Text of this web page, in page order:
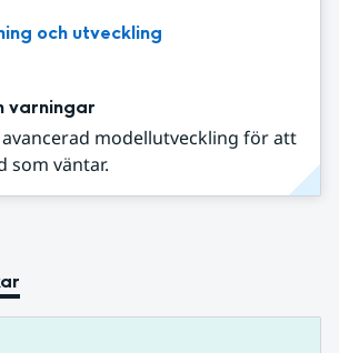
och utveckling
varningar
modellutveckling för att
som väntar.